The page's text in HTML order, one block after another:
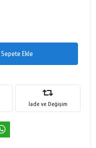
Sepete Ekle
İade ve Değişim